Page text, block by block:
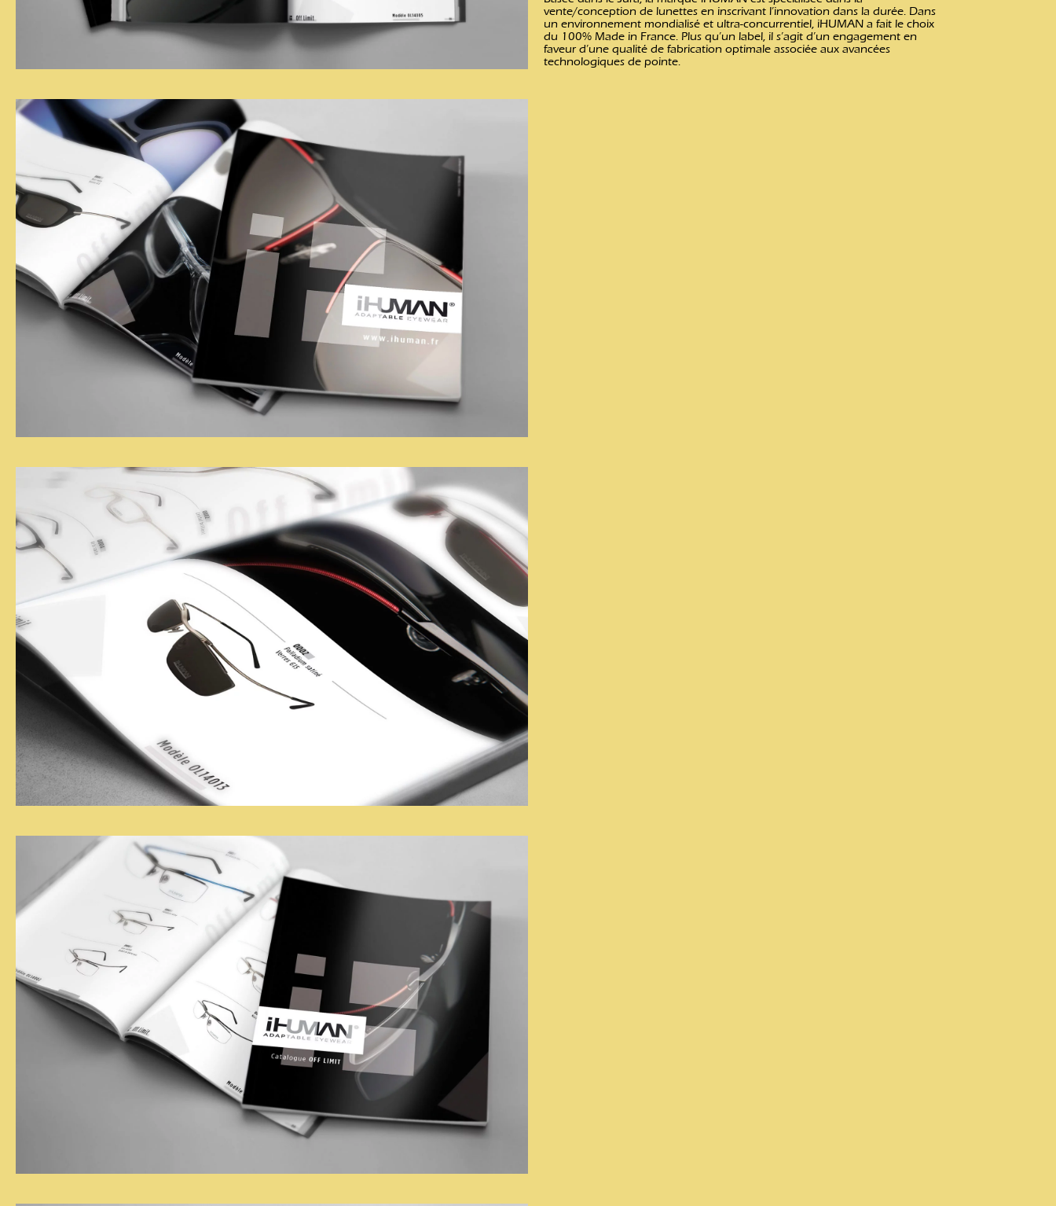
vente/conception de lunettes en inscrivant l’innovation dans la durée. Dans
un environnement mondialisé et ultra-concurrentiel, iHUMAN a fait le choix
du 100% Made in France. Plus qu’un label, il s’agit d’un engagement en
faveur d’une qualité de fabrication optimale associée aux avancées
technologiques de pointe.